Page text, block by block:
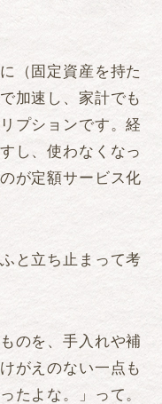
（固定資産を持た
加速し、家計でも
プションです。経
し、使わなくなっ
が定額サービス化
と立ち止まって考
のを、手入れや補
がえのない一点も
たよな。」って。